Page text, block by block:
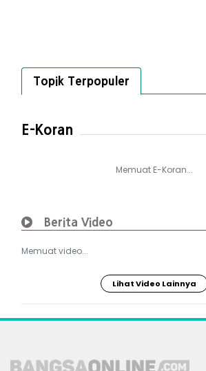
Topik Terpopuler
E-Koran
Memuat E-Koran...
Berita Video
Memuat video...
Lihat Video Lainnya